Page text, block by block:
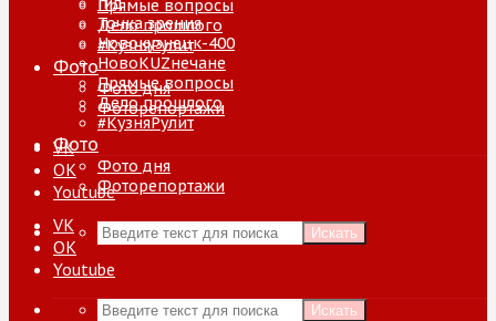
Прямые вопросы
Дело прошлого
#КузняРулит
Фото
Фото дня
Фоторепортажи
VK
ОК
Youtube
Искать
Точка зрения
Новокузнецк-400
НовоKUZнечане
Прямые вопросы
Дело прошлого
#КузняРулит
Фото
Фото дня
Фоторепортажи
VK
ОК
Youtube
Искать